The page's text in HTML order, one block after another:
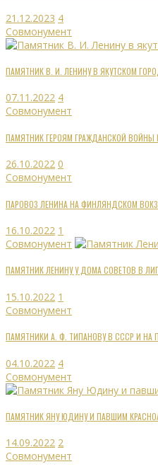
21.12.2023 4
Совмонумент
ПАМЯТНИК В. И. ЛЕНИНУ В ЯКУТСКОМ
07.11.2022 4
Совмонумент
ПАМЯТНИК ГЕРОЯМ ГРАЖДАНСКОЙ ВОЙНЫ
26.10.2022 0
Совмонумент
ПАРОВОЗ ЛЕНИНА НА ФИНЛЯНДСКОМ
16.10.2022 1
Совмонумент
ПАМЯТНИК ЛЕНИНУ У ДОМА СОВЕТОВ В
15.10.2022 1
Совмонумент
ПАМЯТНИКИ А. Ф. ТИПАНОВУ В СССР И НА
04.10.2022 4
Совмонумент
ПАМЯТНИК ЯНУ ЮДИНУ И ПАВШИМ
14.09.2022 2
Совмонумент